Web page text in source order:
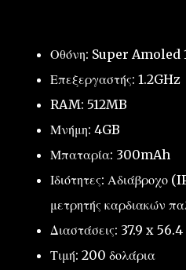
Οθόνη: Super Amoled
Επεξεργαστής: 1.2GHz
RAM: 512MB
Μνήμη: 4GB
Μπαταρία: 300mAh
Ιδιότητες: Αδιάβροχο
μετρητής καρδιακών
Διαστάσεις: 37.9 x
Τιμή: 200 δολάρια